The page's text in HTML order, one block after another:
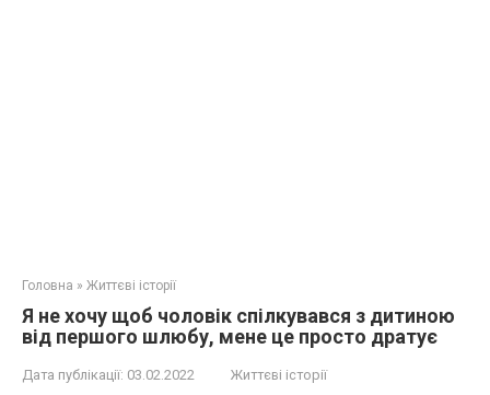
Головна » Життєві історії
Я не хочу щоб чоловік спілкувався з дитиною
від першого шлюбу, мене це просто дратує
Дата публікації: 03.02.2022 Життєві історії